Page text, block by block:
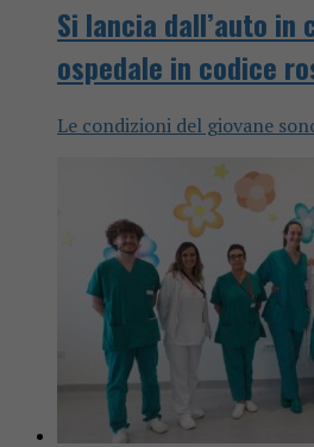
Si lancia dall’auto in
ospedale in codice
Le condizioni del giovane